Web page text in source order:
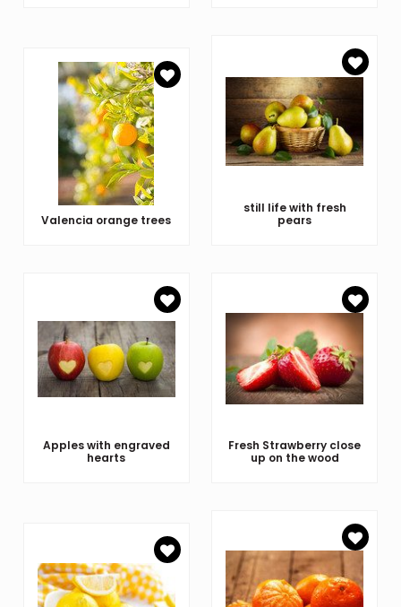
Valencia orange trees
still life with fresh
pears
Apples with engraved
hearts
Fresh Strawberry close
up on the wood